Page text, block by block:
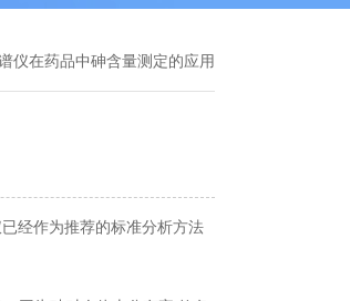
仪在药品中砷含量测定的应用
经作为推荐的标准分析方法